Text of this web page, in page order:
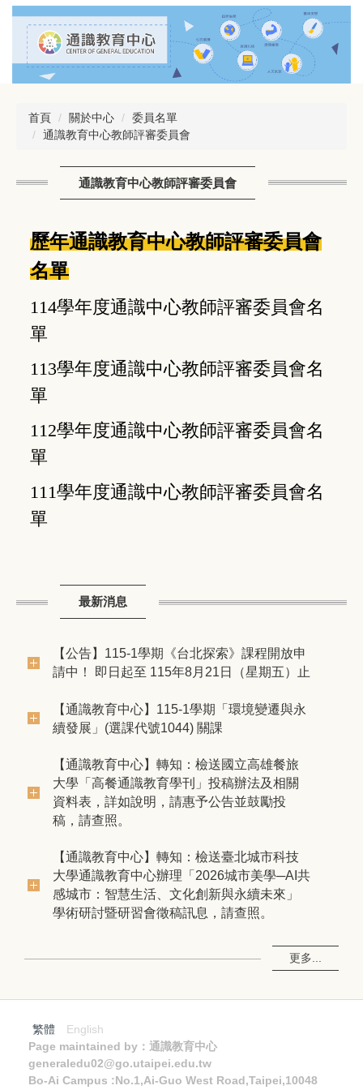
要
首頁 關於中心
委員名單
通識教育中心教師評審委員會
通識教育中心教師評審委員會
歷年通識教育中心教師評審委員會
名單
114學年度通識中心教師評審委員會名
單
113學年度通識中心教師評審委員會名
單
112學年度通識中心教師評審委員會名
單
111學年度通識中心教師評審委員會名
單
最新消息
【公告】115-1學期《台北探索》課程開放申
請中！ 即日起至 115年8月21日（星期五）止
【通識教育中心】​115-1學期「環境變遷與永
續發展」(選課代號1044) 關課
【通識教育中心】轉知：檢送國立高雄餐旅
大學「高餐通識教育學刊」投稿辦法及相關
資料表，詳如說明，請惠予公告並鼓勵投
稿，請查照。
【通識教育中心】轉知：檢送臺北城市科技
大學通識教育中心辦理「2026城市美學─AI共
感城市：智慧生活、文化創新與永續未來」
學術研討暨研習會徵稿訊息，請查照。
更多...
繁體
English
Page maintained by：通識教育中心
generaledu02@go.utaipei.edu.tw
Bo-Ai Campus :No.1,Ai-Guo West Road,Taipei,10048